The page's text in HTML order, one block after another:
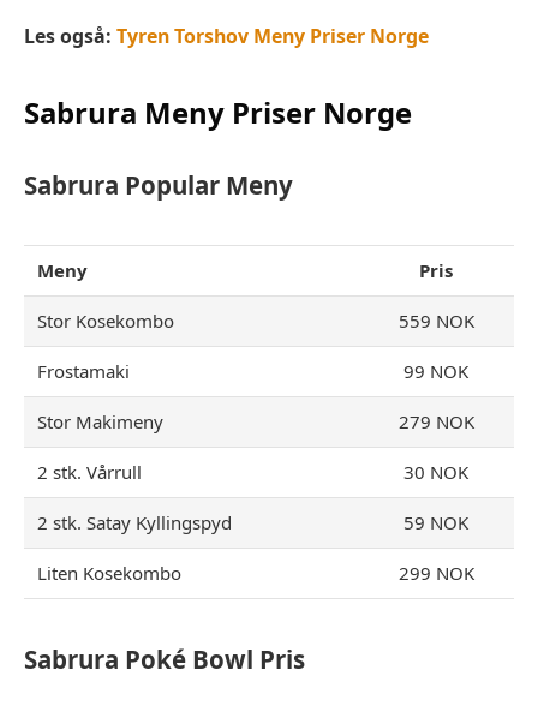
Les også: Tyren Torshov Meny Priser Norge
Sabrura Meny Priser Norge
Sabrura Popular Meny
Meny Pris
Stor Kosekombo 559 NOK
Frostamaki 99 NOK
Stor Makimeny 279 NOK
2 stk. Vårrull 30 NOK
2 stk. Satay Kyllingspyd 59 NOK
Liten Kosekombo 299 NOK
Sabrura Poké Bowl Pris